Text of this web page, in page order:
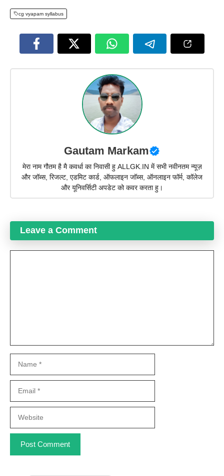
cg vyapam syllabus
Gautam Markam
मेरा नाम गौतम है मै कवर्धा का निवासी हु ALLGK.IN में सभी नवीनतम न्यूज़
और जॉब्स, रिजल्ट, एडमिट कार्ड, ऑफलाइन जॉब्स, ऑनलाइन फॉर्म, कॉलेज
और यूनिवर्सिटी अपडेट को कवर करता हु।
Leave a Comment